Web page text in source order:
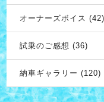
オーナーズボイス (42)
試乗のご感想 (36)
納車ギャラリー (120)